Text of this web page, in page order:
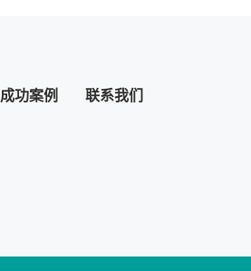
成功案例 联系我们